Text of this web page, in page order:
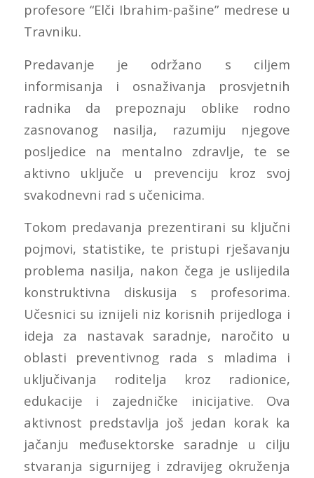
profesore “Elči Ibrahim-pašine” medrese u
Travniku.
Predavanje je održano s ciljem
informisanja i osnaživanja prosvjetnih
radnika da prepoznaju oblike rodno
zasnovanog nasilja, razumiju njegove
posljedice na mentalno zdravlje, te se
aktivno uključe u prevenciju kroz svoj
svakodnevni rad s učenicima.
Tokom predavanja prezentirani su ključni
pojmovi, statistike, te pristupi rješavanju
problema nasilja, nakon čega je uslijedila
konstruktivna diskusija s profesorima.
Učesnici su iznijeli niz korisnih prijedloga i
ideja za nastavak saradnje, naročito u
oblasti preventivnog rada s mladima i
uključivanja roditelja kroz radionice,
edukacije i zajedničke inicijative. Ova
aktivnost predstavlja još jedan korak ka
jačanju međusektorske saradnje u cilju
stvaranja sigurnijeg i zdravijeg okruženja